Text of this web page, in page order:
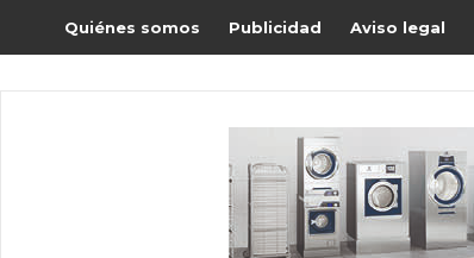
Quiénes somos Publicidad Aviso legal